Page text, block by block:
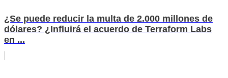
¿Se puede reducir la multa de 2.000 millones de
dólares? ¿Influirá el acuerdo de Terraform Labs
en ...